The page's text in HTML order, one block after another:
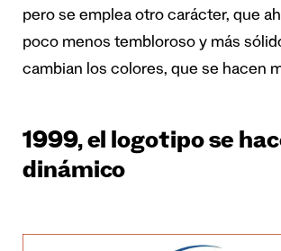
pero se emplea otro carácter, que
poco menos tembloroso y más
cambian los colores, que se hacen
1999, el logotipo se
dinámico